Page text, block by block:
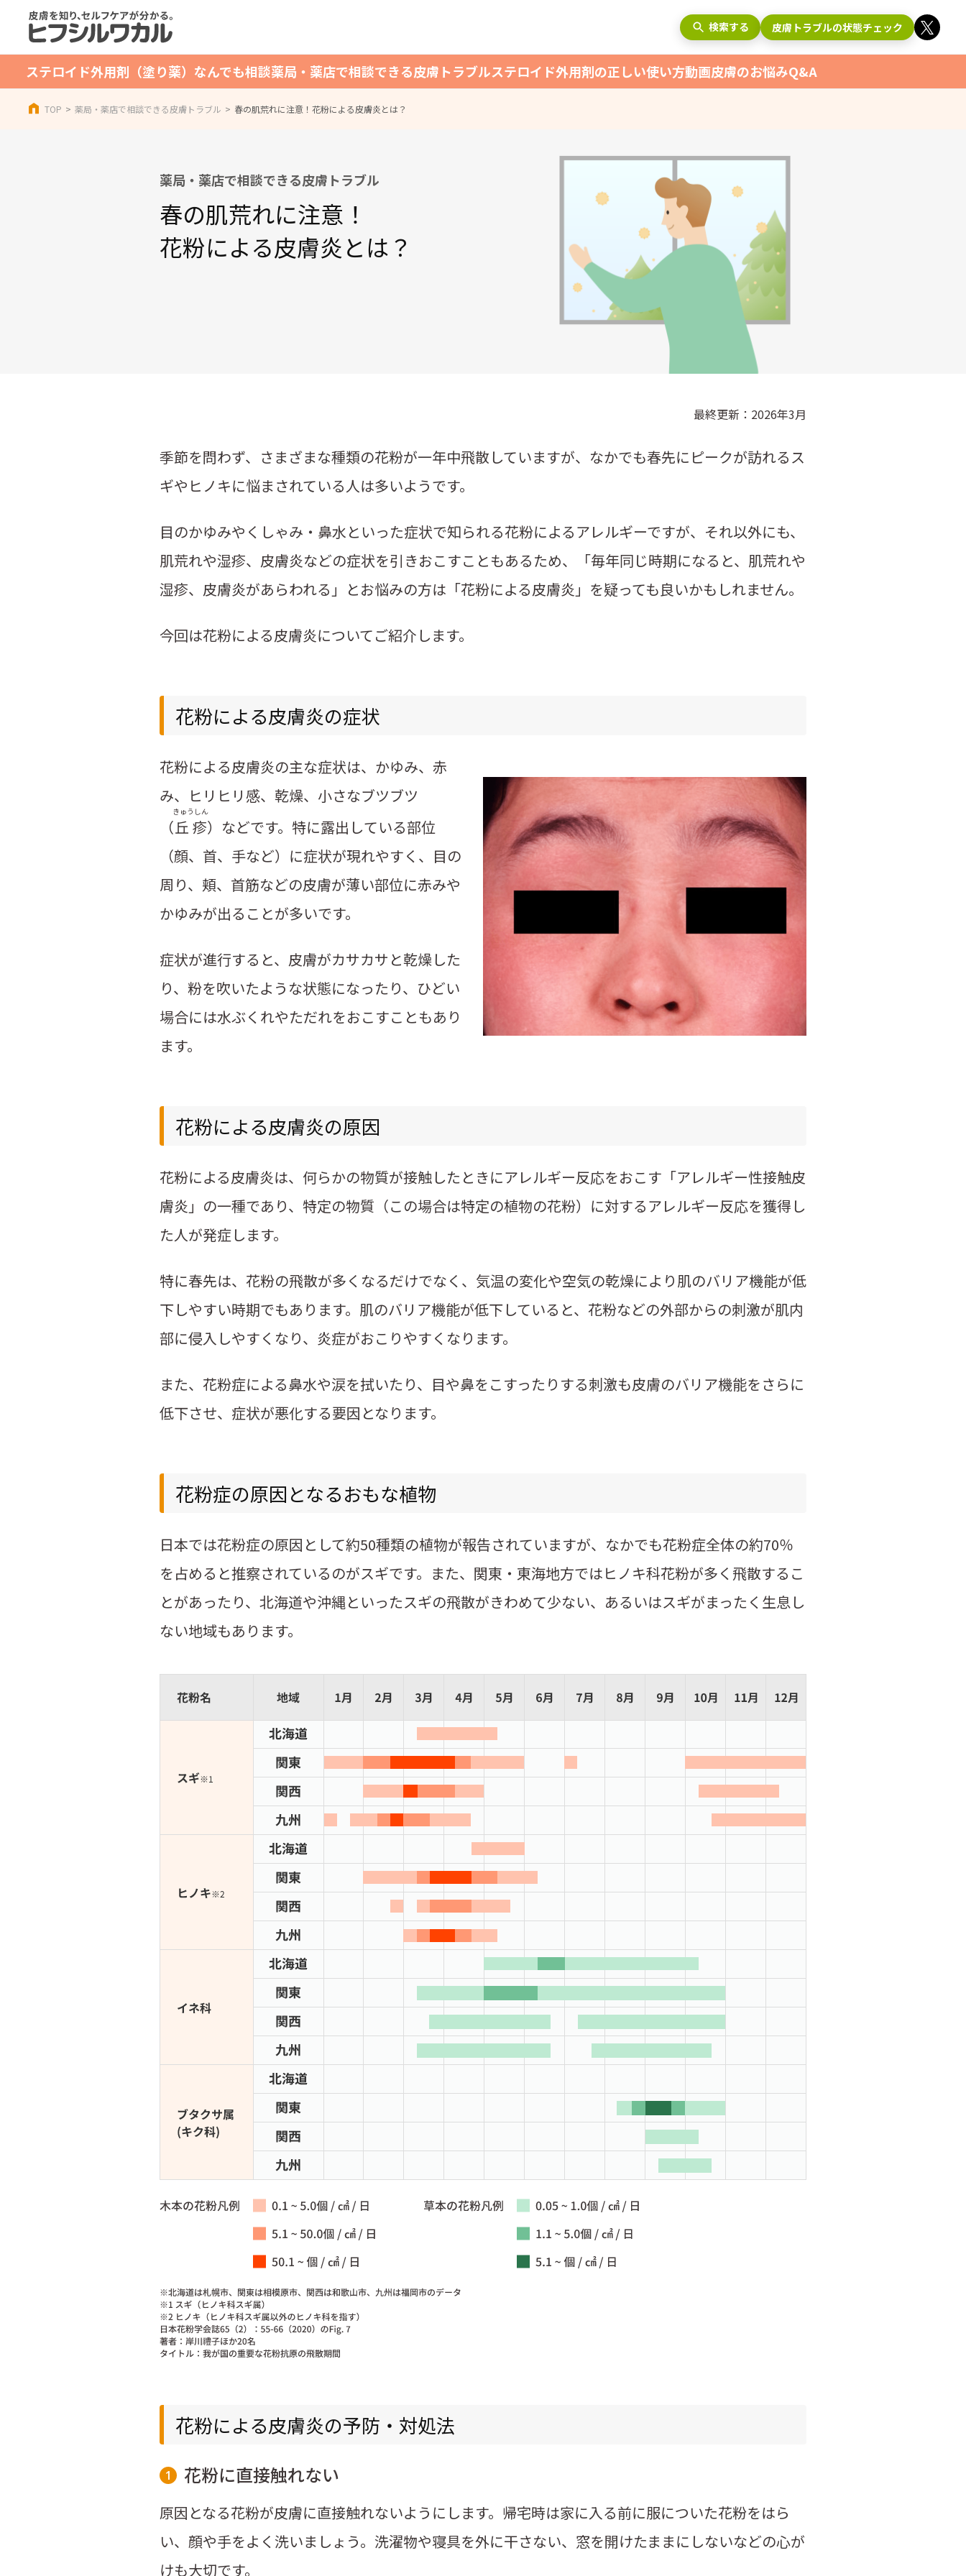
検索する 皮膚トラブルの状態チェック
ステロイド外用剤（塗り薬）なんでも相談薬局・薬店で相談できる皮膚トラブルステロイド外用剤の正しい使い方動画皮膚のお悩みQ&A
TOP 薬局・薬店で相談できる皮膚トラブル 春の肌荒れに注意！花粉による皮膚炎とは？
薬局・薬店で相談できる皮膚トラブル
春の肌荒れに注意！
花粉による皮膚炎とは？
最終更新： 2026年3月
季節を問わず、さまざまな種類の花粉が一年中飛散していますが、なかでも春先にピークが訪れるス
ギやヒノキに悩まされている人は多いようです。
目のかゆみやくしゃみ・鼻水といった症状で知られる花粉によるアレルギーですが、それ以外にも、
肌荒れや湿疹、皮膚炎などの症状を引きおこすこともあるため、「毎年同じ時期になると、肌荒れや
湿疹、皮膚炎があらわれる」とお悩みの方は「花粉による皮膚炎」を疑っても良いかもしれません。
今回は花粉による皮膚炎についてご紹介します。
花粉による皮膚炎の症状
花粉による皮膚炎の主な症状は、かゆみ、赤
み、ヒリヒリ感、乾燥、小さなブツブツ
（丘疹
きゅうしん
）などです。特に露出している部位
（顔、首、手など）に症状が現れやすく、目の
周り、頬、首筋などの皮膚が薄い部位に赤みや
かゆみが出ることが多いです。
症状が進行すると、皮膚がカサカサと乾燥した
り、粉を吹いたような状態になったり、ひどい
場合には水ぶくれやただれをおこすこともあり
ます。
花粉による皮膚炎の原因
花粉による皮膚炎は、何らかの物質が接触したときにアレルギー反応をおこす「アレルギー性接触皮
膚炎」の一種であり、特定の物質（この場合は特定の植物の花粉）に対するアレルギー反応を獲得し
た人が発症します。
特に春先は、花粉の飛散が多くなるだけでなく、気温の変化や空気の乾燥により肌のバリア機能が低
下しやすい時期でもあります。肌のバリア機能が低下していると、花粉などの外部からの刺激が肌内
部に侵入しやすくなり、炎症がおこりやすくなります。
また、花粉症による鼻水や涙を拭いたり、目や鼻をこすったりする刺激も皮膚のバリア機能をさらに
低下させ、症状が悪化する要因となります。
花粉症の原因となるおもな植物
日本では花粉症の原因として約50種類の植物が報告されていますが、なかでも花粉症全体の約70％
を占めると推察されているのがスギです。また、関東・東海地方ではヒノキ科花粉が多く飛散するこ
とがあったり、北海道や沖縄といったスギの飛散がきわめて少ない、あるいはスギがまったく生息し
ない地域もあります。
花粉による皮膚炎の予防・対処法
1 花粉に直接触れない
原因となる花粉が皮膚に直接触れないようにします。帰宅時は家に入る前に服についた花粉をはら
い、顔や手をよく洗いましょう。洗濯物や寝具を外に干さない、窓を開けたままにしないなどの心が
けも大切です。